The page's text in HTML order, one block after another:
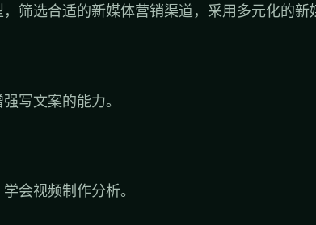
筛选合适的新媒体营销渠道，采用多元化的新
写文案的能力。
会视频制作分析。